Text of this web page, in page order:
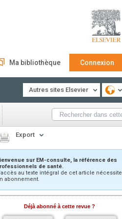
Ma bibliothèque Connexion
Autres sites Elsevier
Export
sur EM-consulte, la référence des
de santé.
au texte intégral de cet article nécessite
abonnement.
Déjà abonné à cette revue ?